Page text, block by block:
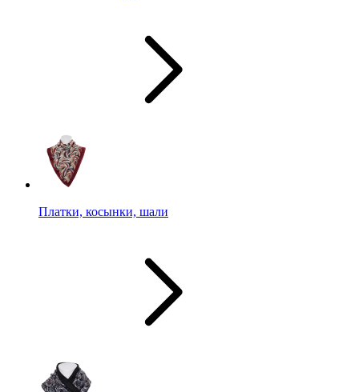
Платки, косынки, шали